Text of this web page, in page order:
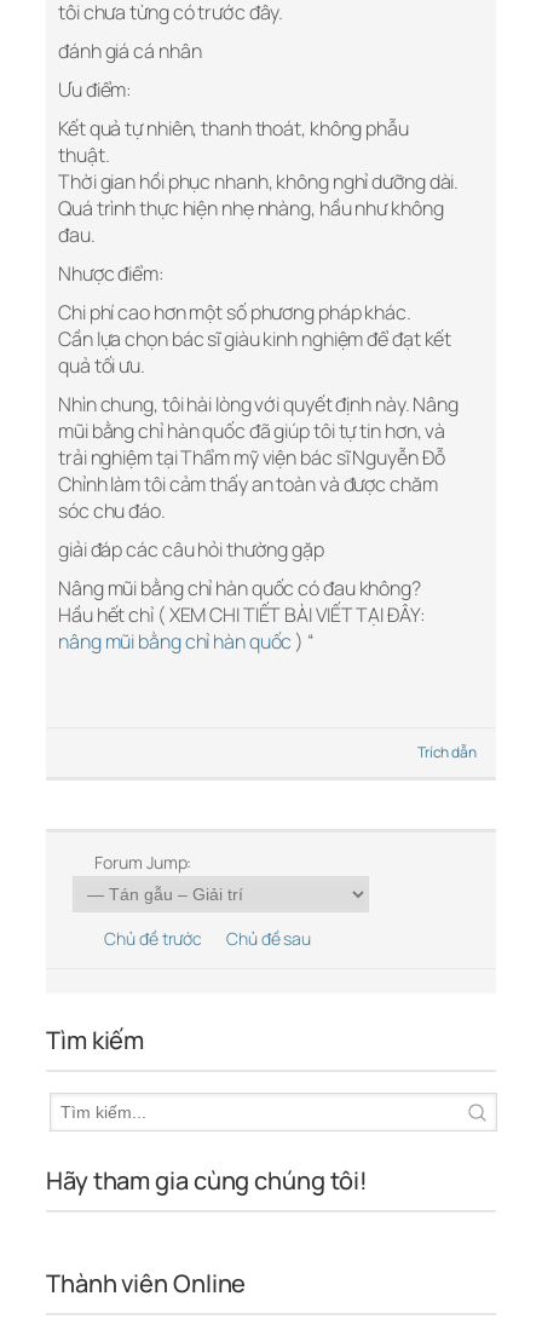
tôi chưa từng có trước đây.
đánh giá cá nhân
Ưu điểm:
Kết quả tự nhiên, thanh thoát, không phẫu
thuật.
Thời gian hồi phục nhanh, không nghỉ dưỡng dài.
Quá trình thực hiện nhẹ nhàng, hầu như không
đau.
Nhược điểm:
Chi phí cao hơn một số phương pháp khác.
Cần lựa chọn bác sĩ giàu kinh nghiệm để đạt kết
quả tối ưu.
Nhìn chung, tôi hài lòng với quyết định này. Nâng
mũi bằng chỉ hàn quốc đã giúp tôi tự tin hơn, và
trải nghiệm tại Thẩm mỹ viện bác sĩ Nguyễn Đỗ
Chỉnh làm tôi cảm thấy an toàn và được chăm
sóc chu đáo.
giải đáp các câu hỏi thường gặp
Nâng mũi bằng chỉ hàn quốc có đau không?
Hầu hết chỉ ( XEM CHI TIẾT BÀI VIẾT TẠI ĐÂY:
nâng mũi bằng chỉ hàn quốc ) “
Trích dẫn
Forum Jump:
Chủ đề trước Chủ đề sau
Tìm kiếm
Hãy tham gia cùng chúng tôi!
Thành viên Online